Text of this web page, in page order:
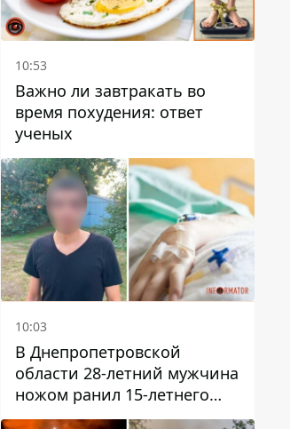
10:53
Важно ли завтракать во
время похудения: ответ
ученых
10:03
В Днепропетровской
области 28-летний мужчина
ножом ранил 15-летнего
парня